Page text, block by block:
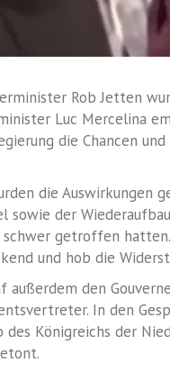
Rob Jetten
Luc Mercelina
die Chancen
die Auswirkungen
der
getroffen
und hob die
den
In den
Königreichs der